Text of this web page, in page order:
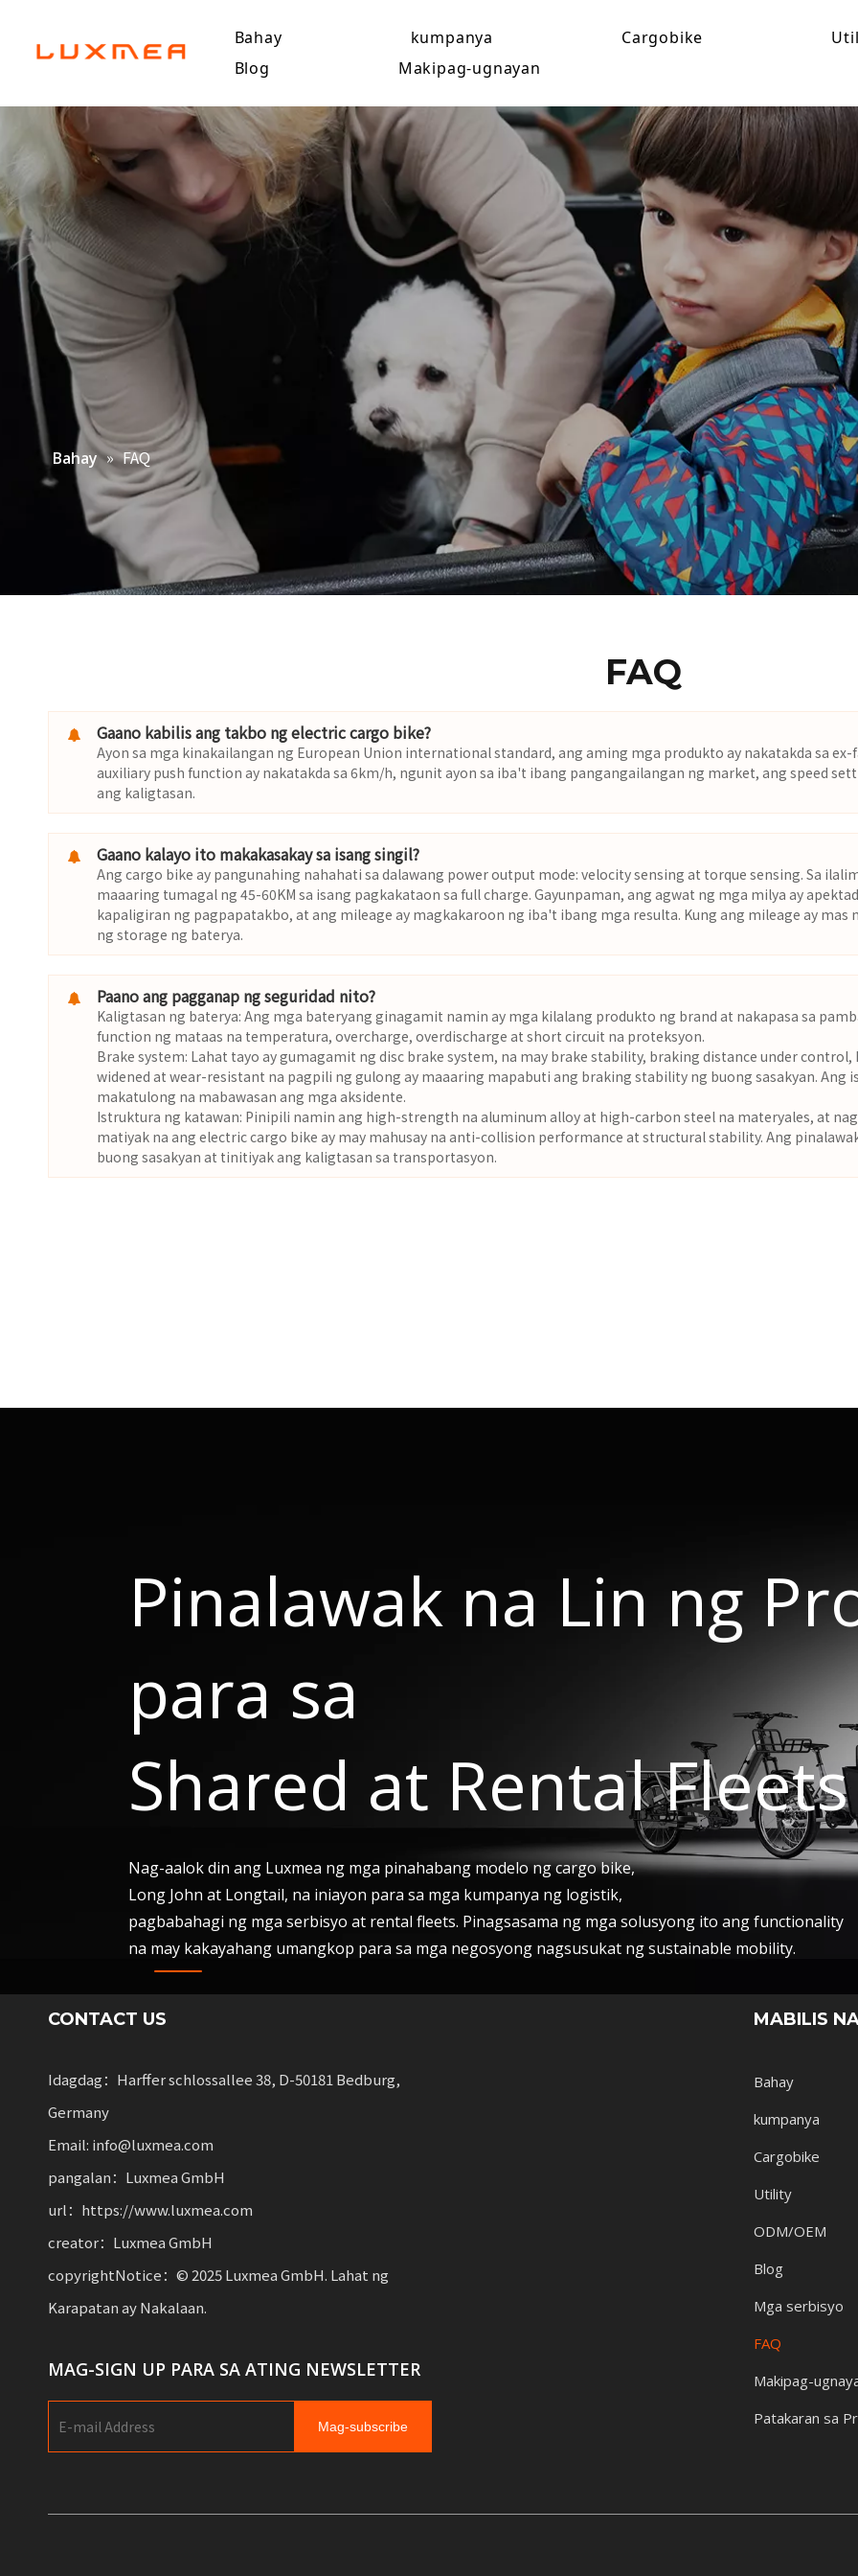
Bahay kumpanya Cargobike
Blog
Makipag-ugnayan
Bahay » FAQ
FAQ
Gaano kabilis ang takbo ng electric cargo bike?
Ayon sa mga kinakailangan ng European Union international standard, ang aming mga produkto ay nakatakda sa
auxiliary push function ay nakatakda sa 6km/h, ngunit ayon sa iba't ibang pangangailangan ng market, ang speed
ang kaligtasan.
Gaano kalayo ito makakasakay sa isang singil?
Ang cargo bike ay pangunahing nahahati sa dalawang power output mode: velocity sensing at torque sensing. Sa
maaaring tumagal ng 45-60KM sa isang pagkakataon sa full charge. Gayunpaman, ang agwat ng mga milya ay
kapaligiran ng pagpapatakbo, at ang mileage ay magkakaroon ng iba't ibang mga resulta. Kung ang mileage ay mas
ng storage ng baterya.
Paano ang pagganap ng seguridad nito?
Kaligtasan ng baterya: Ang mga bateryang ginagamit namin ay mga kilalang produkto ng brand at nakapasa sa
function ng mataas na temperatura, overcharge, overdischarge at short circuit na proteksyon.
Brake system: Lahat tayo ay gumagamit ng disc brake system, na may brake stability, braking distance under
widened at wear-resistant na pagpili ng gulong ay maaaring mapabuti ang braking stability ng buong sasakyan. Ang
makatulong na mabawasan ang mga aksidente.
Istruktura ng katawan: Pinipili namin ang high-strength na aluminum alloy at high-carbon steel na materyales, at
matiyak na ang electric cargo bike ay may mahusay na anti-collision performance at structural stability. Ang
buong sasakyan at tinitiyak ang kaligtasan sa transportasyon.
Pinalawak na Lin ng
para sa
Shared at Rental Fleets
Nag-aalok din ang Luxmea ng mga pinahabang modelo ng cargo bike,
Long John at Longtail, na iniayon para sa mga kumpanya ng logistik,
pagbabahagi ng mga serbisyo at rental fleets. Pinagsasama ng mga solusyong ito ang functionality
na may kakayahang umangkop para sa mga negosyong nagsusukat ng sustainable mobility.
CONTACT US
Idagdag：Harffer schlossallee 38, D-50181 Bedburg,
Germany
Email: info@luxmea.com
pangalan：Luxmea GmbH
url：https://www.luxmea.com
creator：Luxmea GmbH
copyrightNotice：© 2025 Luxmea GmbH. Lahat ng
Karapatan ay Nakalaan.
MAG-SIGN UP PARA SA ATING NEWSLETTER
Mag-subscribe
MABILIS
Bahay
kumpanya
Cargobike
Utility
ODM/OEM
Blog
Mga serbisyo
FAQ
Makipag-
Patakaran sa